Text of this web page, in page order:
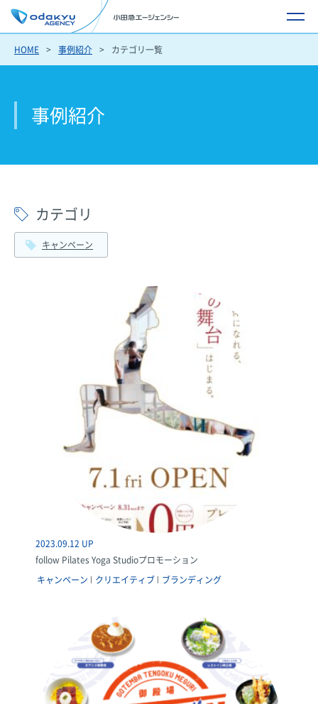
HOME 事例紹介 カテゴリ一覧
事例紹介
カテゴリ
キャンペーン
2023.09.12 UP
follow Pilates Yoga Studioプロモーション
キャンペーン
クリエイティブ ブランディング